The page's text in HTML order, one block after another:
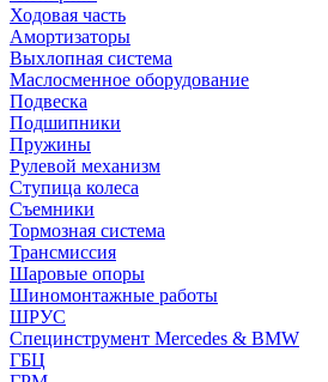
Ходовая часть
Амортизаторы
Выхлопная система
Маслосменное оборудование
Подвеска
Подшипники
Пружины
Рулевой механизм
Ступица колеса
Съемники
Тормозная система
Трансмиссия
Шаровые опоры
Шиномонтажные работы
ШРУС
Специнструмент Mercedes & BMW
ГБЦ